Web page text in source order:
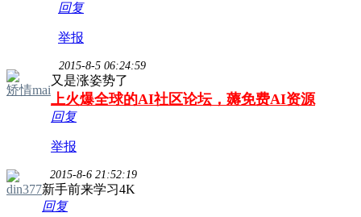
回复
举报
矫情mai
2015-8-5 06:24:59
又是涨姿势了
上火爆全球的AI社区论坛，薅免费AI资源
回复
举报
din377
2015-8-6 21:52:19
新手前来学习4K
回复